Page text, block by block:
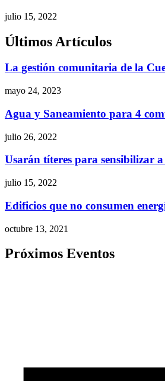
julio 15, 2022
Últimos Artículos
La gestión comunitaria de la
mayo 24, 2023
Agua y Saneamiento para 4
julio 26, 2022
Usarán títeres para sensibilizar
julio 15, 2022
Edificios que no consumen
octubre 13, 2021
Próximos Eventos